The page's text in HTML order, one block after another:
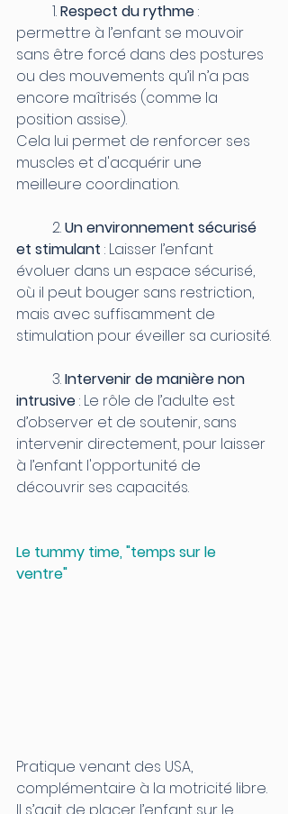
	1.
Respect du rythme :
permettre à l’enfant se mouvoir
sans être forcé dans des postures
ou des mouvements qu’il n’a pas
encore maîtrisés (comme la
position assise).
Cela lui permet de renforcer ses
muscles et d'acquérir une
meilleure coordination.
	2.
Un environnement sécurisé
et stimulant : Laisser l’enfant
évoluer dans un espace sécurisé,
où il peut bouger sans restriction,
mais avec suffisamment de
stimulation pour éveiller sa curiosité.
	3.
Intervenir de manière non
intrusive : Le rôle de l’adulte est
d’observer et de soutenir, sans
intervenir directement, pour laisser
à l’enfant l'opportunité de
découvrir ses capacités.
Le tummy time, "temps sur le
ventre"
Pratique venant des USA,
complémentaire à la motricité libre.